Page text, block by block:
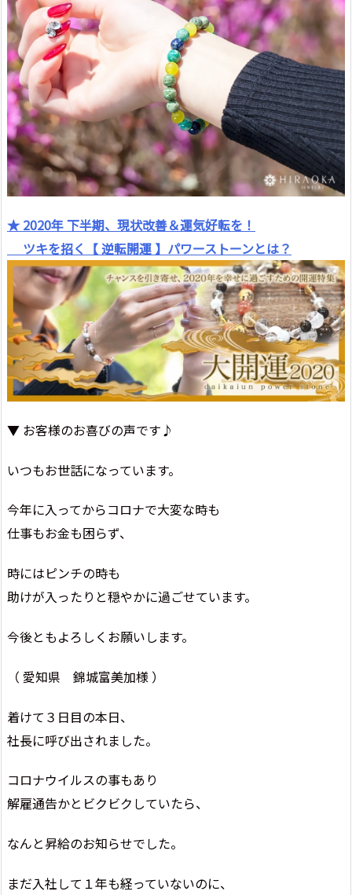
★ 2020年 下半期、現状改善＆運気好転を！
ツキを招く【 逆転開運 】パワーストーンとは？
▼ お客様のお喜びの声です♪
いつもお世話になっています。
今年に入ってからコロナで大変な時も
仕事もお金も困らず、
時にはピンチの時も
助けが入ったりと穏やかに過ごせています。
今後ともよろしくお願いします。
（ 愛知県 錦城富美加様 ）
着けて３日目の本日、
社長に呼び出されました。
コロナウイルスの事もあり
解雇通告かとビクビクしていたら、
なんと昇給のお知らせでした。
まだ入社して１年も経っていないのに、